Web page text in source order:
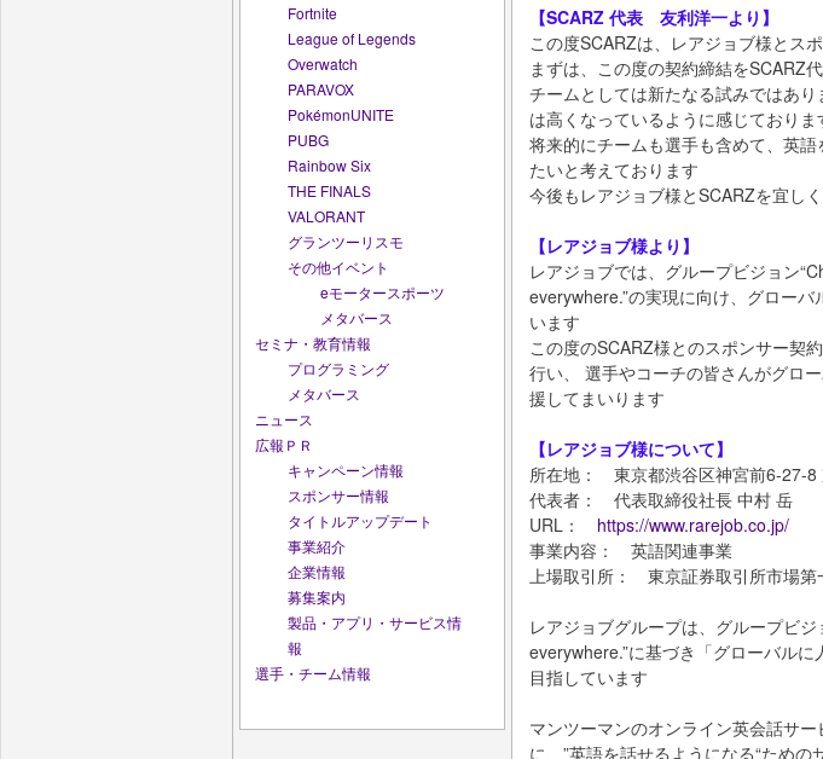
Fortnite
League of Legends
Overwatch
PARAVOX
PokémonUNITE
PUBG
Rainbow Six
THE FINALS
VALORANT
グランツーリスモ
その他イベント
eモータースポーツ
メタバース
セミナ・教育情報
プログラミング
メタバース
ニュース
広報ＰＲ
キャンペーン情報
スポンサー情報
タイトルアップデート
事業紹介
企業情報
募集案内
製品・アプリ・サービス情
報
選手・チーム情報
【SCARZ 代表 友利洋一より】
この度SCARZは、レアジョブ様とス
まずは、この度の契約締結をSCARZ
チームとしては新たなる試みではあ
は高くなっているように感じておりま
将来的にチームも選手も含めて、英
たいと考えております
今後もレアジョブ様とSCARZを宜し
【レアジョブ様より】
レアジョブでは、グループビジョン
everywhere.”の実現に向け、グロー
います
この度のSCARZ様とのスポンサー契
行い、 選手やコーチの皆さんがグロ
援してまいります
【レアジョブ様について】
所在地： 東京都渋谷区神宮前6-27-8
代表者： 代表取締役社長 中村 岳
URL： https://www.rarejob.co.jp/
事業内容： 英語関連事業
上場取引所： 東京証券取引所市場第
レアジョブグループは、グループビ
everywhere.”に基づき「グローバル
目指しています
マンツーマンのオンライン英会話サ
に、”英語を話せるようになる“ための